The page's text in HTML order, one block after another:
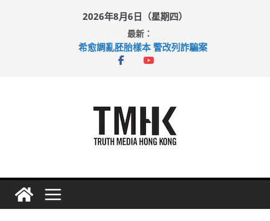
2026年8月6日（星期四）
最新：
希愈調亂胚胎樣本 警改列詐騙案
足球盛會次場激戰 祖雲達斯挫車路士